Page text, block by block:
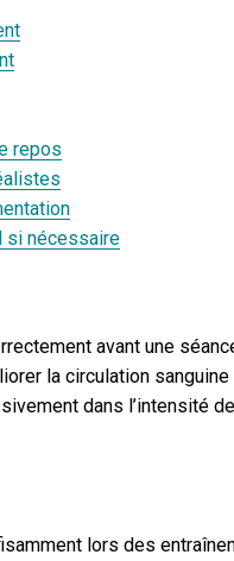
repos
si nécessaire
avant une
la circulation
dans l’intensité
lors des